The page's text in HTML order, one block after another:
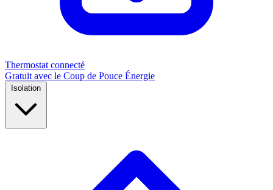
Thermostat connecté
Gratuit avec le Coup de Pouce Énergie